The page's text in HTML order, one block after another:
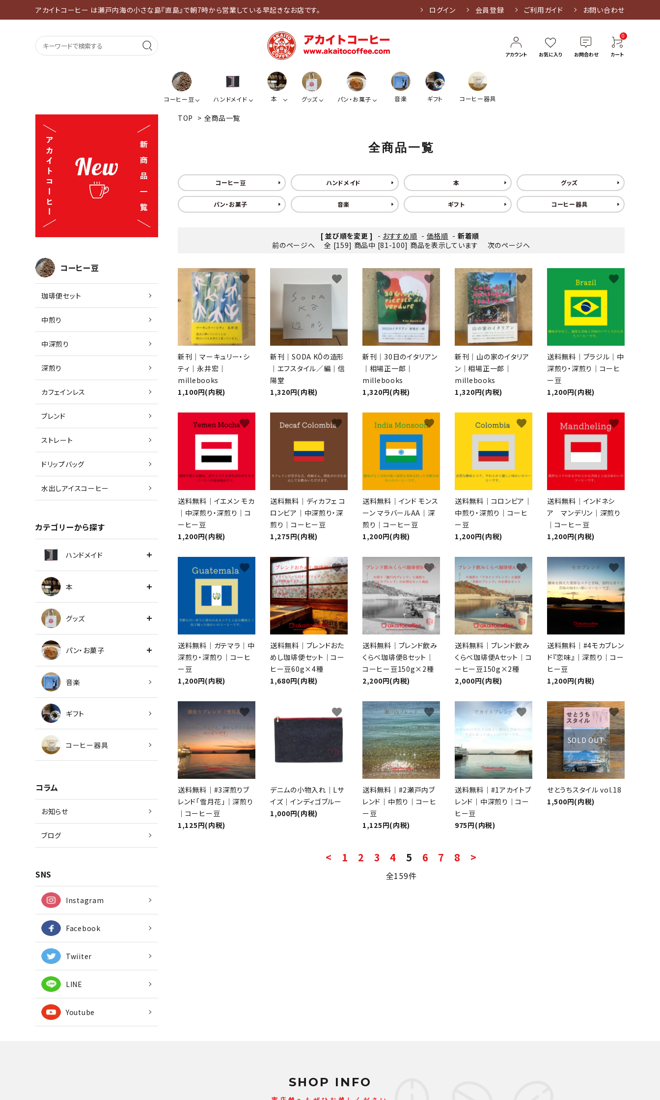
アカイトコーヒー は瀬戸内海の小さな島『直島』で朝7時から営業している早起きなお店です。 ログイン 会員登録 ご利用ガイド お問い合わせ
アカウント お気に入り お問合わせ
0
カート
コーヒー豆 ハンドメイド 本 グッズ パン・お菓子 音楽 ギフト コーヒー器具
TOP > 全商品一覧
全商品一覧
コーヒー豆 ハンドメイド 本 グッズ
パン・お菓子 音楽 ギフト コーヒー器具
[ 並び順を変更 ] - おすすめ順 - 価格順 - 新着順
前のページへ
全 [159] 商品中 [81-100] 商品を表示しています 次のページへ
新刊｜マーキュリー・シ
ティ｜永井宏｜
millebooks
1,100円(内税)
favorite
新刊｜SODA KÔの造形
｜エフスタイル／編｜信
陽堂
1,320円(内税)
favorite
新刊｜30日のイタリアン
｜相場正一郎｜
millebooks
1,320円(内税)
favorite
新刊｜山の家のイタリア
ン｜相場正一郎｜
millebooks
1,320円(内税)
favorite
送料無料｜ブラジル｜中
深煎り・深煎り｜コーヒ
ー豆
1,200円(内税)
favorite
送料無料｜イエメン モカ
｜中深煎り・深煎り｜コ
ーヒー豆
1,200円(内税)
favorite
送料無料｜ディカフェ コ
ロンビア｜中深煎り・深
煎り｜コーヒー豆
1,275円(内税)
favorite
送料無料｜インド モンス
ーン マラバールAA｜深
煎り｜コーヒー豆
1,200円(内税)
favorite
送料無料｜コロンビア｜
中煎り・深煎り｜コーヒ
ー豆
1,200円(内税)
favorite
送料無料｜インドネシ
ア マンデリン｜深煎り
｜コーヒー豆
1,200円(内税)
favorite
送料無料｜ガテマラ｜中
深煎り・深煎り｜コーヒ
ー豆
1,200円(内税)
favorite
送料無料｜ブレンドおた
めし珈琲便セット｜コー
ヒー豆60g×4種
1,680円(内税)
favorite
送料無料｜ブレンド飲み
くらべ珈琲便Bセット｜
コーヒー豆150g×2種
2,200円(内税)
favorite
送料無料｜ブレンド飲み
くらべ珈琲便Aセット｜コ
ーヒー豆150g×2種
2,000円(内税)
favorite
送料無料｜#4モカブレン
ド『恋味』｜深煎り｜コー
ヒー豆
1,200円(内税)
favorite
送料無料｜#3深煎りブ
レンド「雪月花」｜深煎り
｜コーヒー豆
1,125円(内税)
favorite
デニムの小物入れ｜Lサ
イズ｜インディゴブルー
1,000円(内税)
favorite
送料無料｜#2瀬戸内ブ
レンド｜中煎り｜コーヒ
ー豆
1,125円(内税)
favorite
送料無料｜#1アカイトブ
レンド｜中深煎り｜コー
ヒー豆
975円(内税)
favorite
SOLD OUT
せとうちスタイル vol.18
1,500円(内税)
favorite
< 1 2 3 4 5 6 7 8 >
全159件
キーワード
カテゴリー
close
コーヒー豆
珈琲便セット
中煎り
中深煎り
深煎り
カフェインレス
ブレンド
ストレート
ドリップバッグ
水出しアイスコーヒー
カテゴリーから探す
ハンドメイド
本
グッズ
パン・お菓子
音楽
ギフト
コーヒー器具
コラム
お知らせ
ブログ
SNS
Instagram
Facebook
Twiiter
LINE
Youtube
SHOP INFO